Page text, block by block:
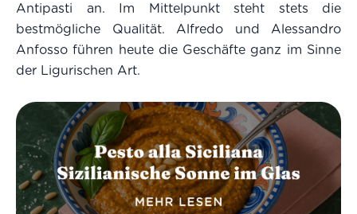
Antipasti an. Im Mittelpunkt steht stets die
bestmögliche Qualität. Alfredo und Alessandro
Anfosso führen heute die Geschäfte ganz im Sinne
der Ligurischen Art.